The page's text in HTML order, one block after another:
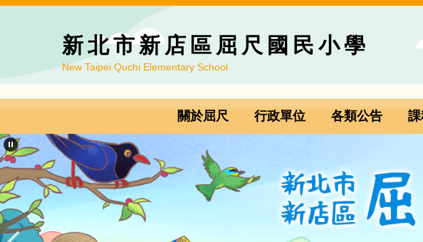
區
新北市新店區屈尺國民小學
New Taipei Quchi Elementary School
關於屈尺 行政單位 各類公告